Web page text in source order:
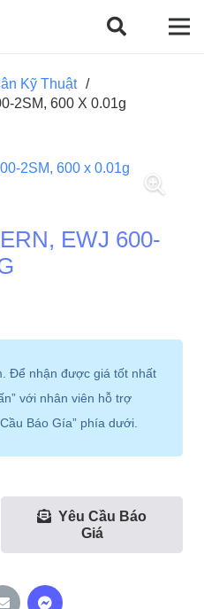
Kỹ Thuật /
2SM, 600 X 0.01g
EWJ 600-
Để nhận được giá tốt nhất
với nhân viên hỗ trợ
Báo Gía” phía dưới.
Yêu Cầu Báo
Giá